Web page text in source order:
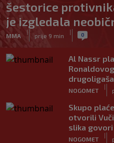
šestorice
je izgledala
MMA
|
prije 9 min
| 0
Al Nassr
drugoligaša
NOGOMET
|
Skupo
otvorili
slika govori
NOGOMET
|